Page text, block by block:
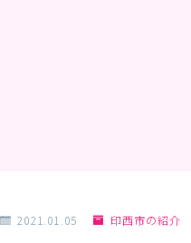
2021.01.05 印西市の紹介